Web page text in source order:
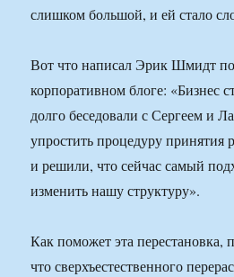
слишком большой, и ей стало
Вот что написал Эрик Шмидт
корпоративном блоге: «Бизнес
долго беседовали с Сергеем и
упростить процедуру
и решили, что сейчас самый
изменить нашу структуру».
Как поможет эта перестановка,
что сверхъестественного